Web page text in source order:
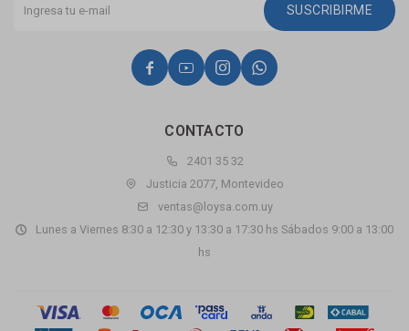
CONTACTO
2401 35 32
Justicia 2077, Montevideo
ventas@loysa.com.uy
Lunes a Viernes 8:30 a 12:30 y 13:30 a 17:30 hs Sábados 9:00 a 13:00
hs
SUSCRIBIRME
   